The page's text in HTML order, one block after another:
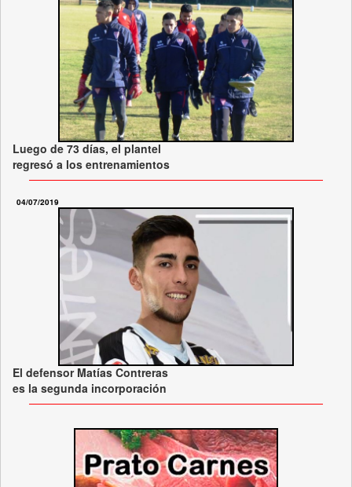
Luego de 73 días, el plantel
regresó a los entrenamientos
04/07/2019
El defensor Matías Contreras
es la segunda incorporación